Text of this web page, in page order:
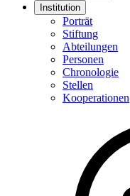
Institution
Porträt
Stiftung
Abteilungen
Personen
Chronologie
Stellen
Kooperationen